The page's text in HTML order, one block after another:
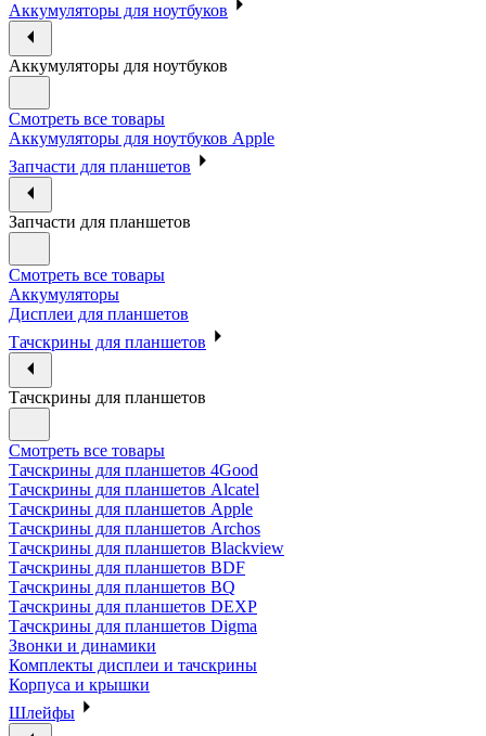
Аккумуляторы для ноутбуков
Аккумуляторы для ноутбуков
Смотреть все товары
Аккумуляторы для ноутбуков Apple
Запчасти для планшетов
Запчасти для планшетов
Смотреть все товары
Аккумуляторы
Дисплеи для планшетов
Тачскрины для планшетов
Тачскрины для планшетов
Смотреть все товары
Тачскрины для планшетов 4Good
Тачскрины для планшетов Alcatel
Тачскрины для планшетов Apple
Тачскрины для планшетов Archos
Тачскрины для планшетов Blackview
Тачскрины для планшетов BDF
Тачскрины для планшетов BQ
Тачскрины для планшетов DEXP
Тачскрины для планшетов Digma
Звонки и динамики
Комплекты дисплеи и тачскрины
Корпуса и крышки
Шлейфы